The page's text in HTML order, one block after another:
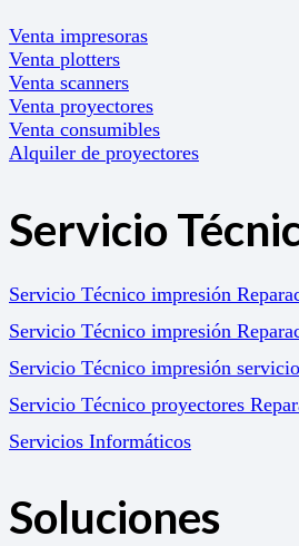
Venta impresoras
Venta plotters
Venta scanners
Venta proyectores
Venta consumibles
Alquiler de proyectores
Servicio
Servicio Técnico impresión
Servicio Técnico impresión
Servicio Técnico impresión
Servicio Técnico proyectores
Servicios Informáticos
Soluciones